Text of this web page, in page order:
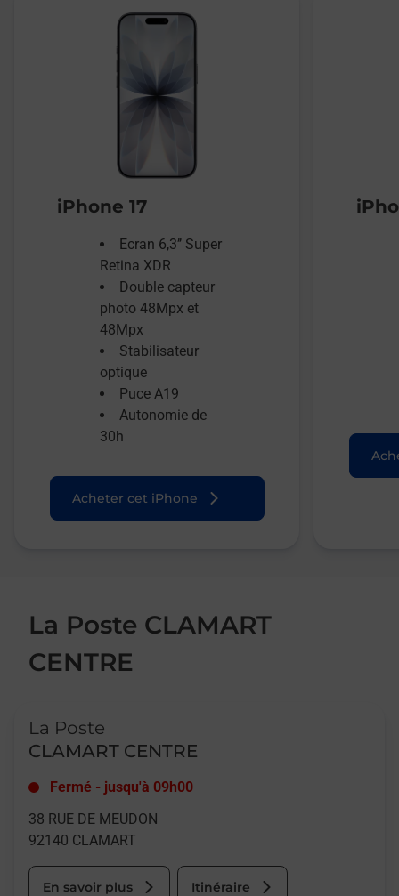
iPhone 17
Ecran 6,3’’ Super
Retina XDR
Double capteur
photo 48Mpx et
48Mpx
Stabilisateur
optique
Puce A19
Autonomie de
30h
Acheter cet iPhone
La Poste CLAMART
CENTRE
La Poste
CLAMART CENTRE
Fermé - jusqu'à 09h00
38 RUE DE MEUDON
92140 CLAMART
En savoir plus Itinéraire